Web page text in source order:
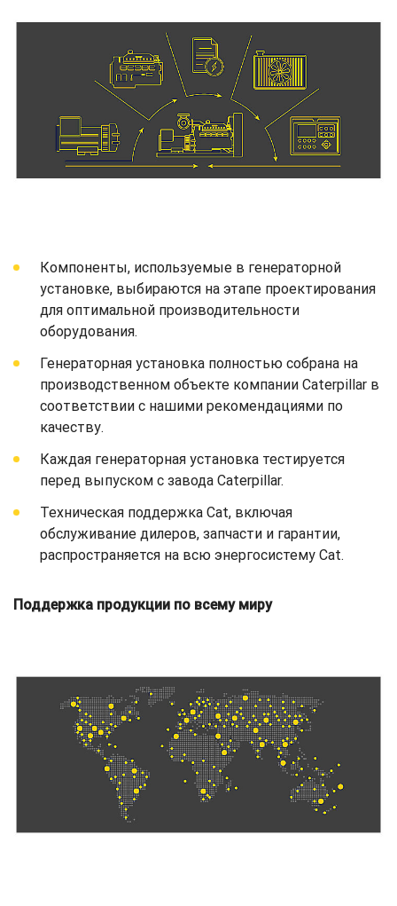
Компоненты, используемые в генераторной
установке, выбираются на этапе проектирования
для оптимальной производительности
оборудования.
Генераторная установка полностью собрана на
производственном объекте компании Caterpillar в
соответствии с нашими рекомендациями по
качеству.
Каждая генераторная установка тестируется
перед выпуском с завода Caterpillar.
Техническая поддержка Cat, включая
обслуживание дилеров, запчасти и гарантии,
распространяется на всю энергосистему Cat.
Поддержка продукции по всему миру